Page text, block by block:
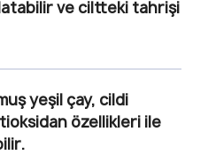
ve ciltteki tahrişi
yeşil çay, cildi
özellikleri ile